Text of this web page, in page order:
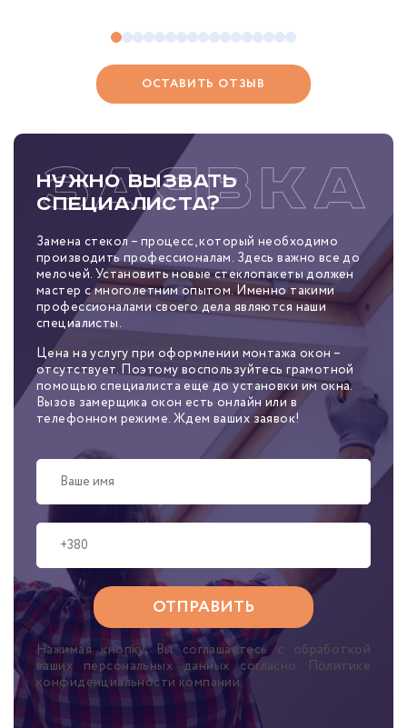
ОСТАВИТЬ ОТЗЫВ
Нужно вызвать
специалиста?
Замена стекол – процесс, который необходимо
производить профессионалам. Здесь важно все до
мелочей. Установить новые стеклопакеты должен
мастер с многолетним опытом. Именно такими
профессионалами своего дела являются наши
специалисты.
Цена на услугу при оформлении монтажа окон –
отсутствует. Поэтому воспользуйтесь грамотной
помощью специалиста еще до установки им окна.
Вызов замерщика окон есть онлайн или в
телефонном режиме. Ждем ваших заявок!
Нажимая кнопку, Вы соглашаетесь с обработкой
ваших персональных данных согласно Политике
конфиденциальности компании